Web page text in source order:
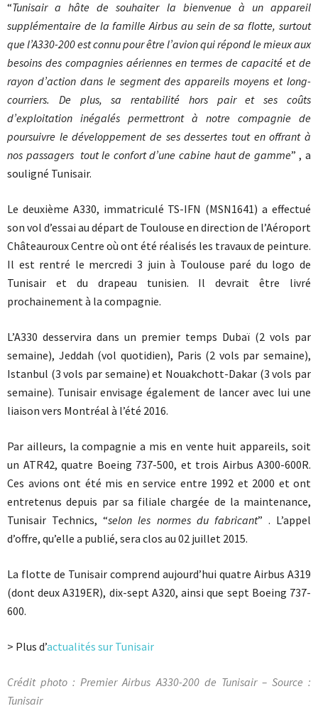
“Tunisair a hâte de souhaiter la bienvenue à un appareil
supplémentaire de la famille Airbus au sein de sa flotte, surtout
que l’A330-200 est connu pour être l’avion qui répond le mieux aux
besoins des compagnies aériennes en termes de capacité et de
rayon d’action dans le segment des appareils moyens et long-
courriers. De plus, sa rentabilité hors pair et ses coûts
d’exploitation inégalés permettront à notre compagnie de
poursuivre le développement de ses dessertes tout en offrant à
nos passagers tout le confort d’une cabine haut de gamme” , a
souligné Tunisair.
Le deuxième A330, immatriculé TS-IFN (MSN1641) a effectué
son vol d’essai au départ de Toulouse en direction de l’Aéroport
Châteauroux Centre où ont été réalisés les travaux de peinture.
Il est rentré le mercredi 3 juin à Toulouse paré du logo de
Tunisair et du drapeau tunisien. Il devrait être livré
prochainement à la compagnie.
L’A330 desservira dans un premier temps Dubaï (2 vols par
semaine), Jeddah (vol quotidien), Paris (2 vols par semaine),
Istanbul (3 vols par semaine) et Nouakchott-Dakar (3 vols par
semaine). Tunisair envisage également de lancer avec lui une
liaison vers Montréal à l’été 2016.
Par ailleurs, la compagnie a mis en vente huit appareils, soit
un ATR42, quatre Boeing 737-500, et trois Airbus A300-600R.
Ces avions ont été mis en service entre 1992 et 2000 et ont
entretenus depuis par sa filiale chargée de la maintenance,
Tunisair Technics, “selon les normes du fabricant” . L’appel
d’offre, qu’elle a publié, sera clos au 02 juillet 2015.
La flotte de Tunisair comprend aujourd’hui quatre Airbus A319
(dont deux A319ER), dix-sept A320, ainsi que sept Boeing 737-
600.
> Plus d’actualités sur Tunisair
Crédit photo : Premier Airbus A330-200 de Tunisair – Source :
Tunisair